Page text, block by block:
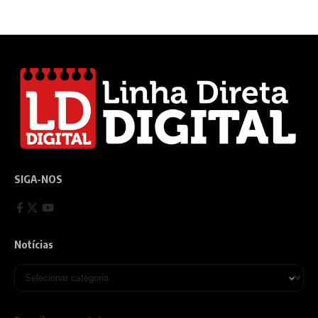
SIGA-NOS
Notícias